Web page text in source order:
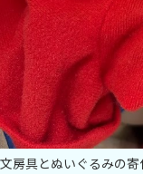
文房具とぬいぐるみの寄